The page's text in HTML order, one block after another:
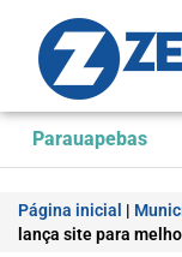
Parauapebas
Página inicial |
lança site para